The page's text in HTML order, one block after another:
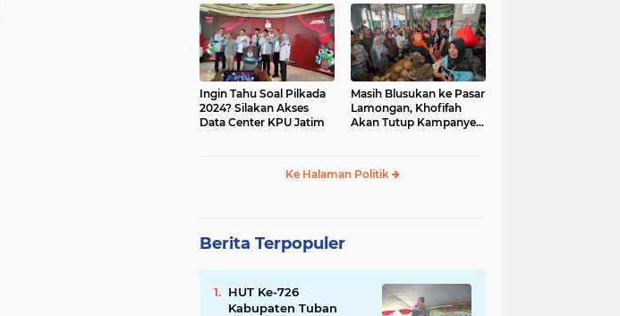
Ingin Tahu Soal Pilkada
2024? Silakan Akses
Data Center KPU Jatim
Masih Blusukan ke Pasar
Lamongan, Khofifah
Akan Tutup Kampanye
Ke Halaman Politik
Berita Terpopuler
HUT Ke-726
Kabupaten Tuban